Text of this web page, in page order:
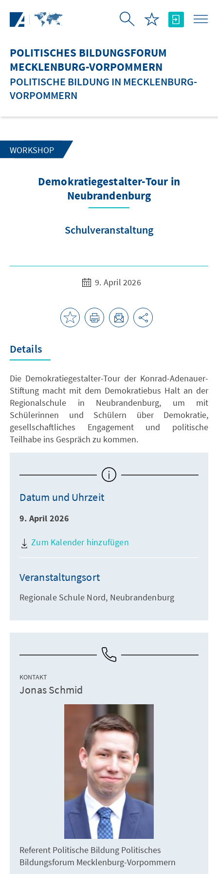
POLITISCHES BILDUNGSFORUM
MECKLENBURG-VORPOMMERN
POLITISCHE BILDUNG IN MECKLENBURG-
VORPOMMERN
WORKSHOP
Demokratiegestalter-Tour in
Neubrandenburg
Schulveranstaltung
9. April 2026
Details
Die Demokratiegestalter-Tour der Konrad-Adenauer-
Stiftung macht mit dem Demokratiebus Halt an der
Regionalschule in Neubrandenburg, um mit
Schülerinnen und Schülern über Demokratie,
gesellschaftliches Engagement und politische
Teilhabe ins Gespräch zu kommen.
Datum und Uhrzeit
9. April 2026
Zum Kalender hinzufügen
Veranstaltungsort
Regionale Schule Nord, Neubrandenburg
KONTAKT
Jonas Schmid
Referent Politische Bildung Politisches
Bildungsforum Mecklenburg-Vorpommern